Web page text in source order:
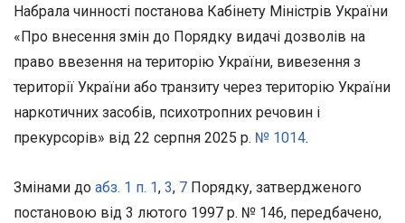
Набрала чинності постанова Кабінету Міністрів України
«Про внесення змін до Порядку видачі дозволів на
право ввезення на територію України, вивезення з
території України або транзиту через територію України
наркотичних засобів, психотропних речовин і
прекурсорів» від 22 серпня 2025 р. № 1014.
Змінами до абз. 1 п. 1, 3, 7 Порядку, затвердженого
постановою від 3 лютого 1997 р. № 146, передбачено,